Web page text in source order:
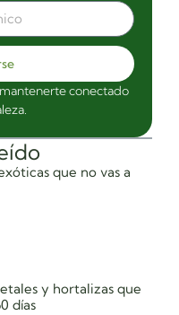
que no vas a
y hortalizas que
días
mantenerte conectado